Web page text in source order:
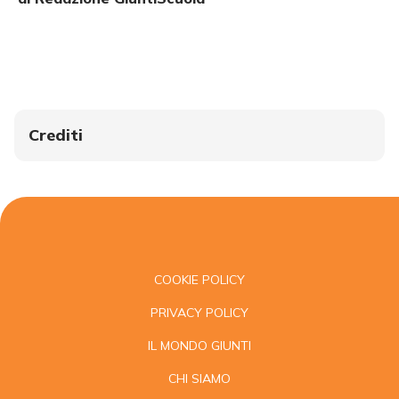
Crediti
COOKIE POLICY
PRIVACY POLICY
IL MONDO GIUNTI
CHI SIAMO